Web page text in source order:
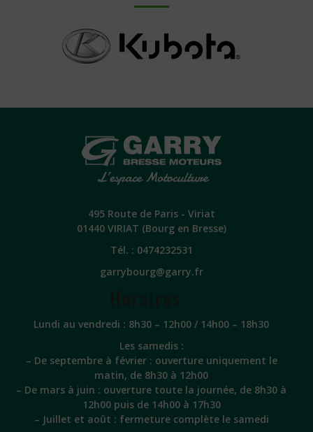
495 Route de Paris - Viriat
01440 VIRIAT (Bourg en Bresse)
Tél. : 0474232531
garrybourg@garry.fr
Lundi au vendredi : 8h30 – 12h00 / 14h00 – 18h30
Les samedis :
– De septembre à février : ouverture uniquement le
matin, de 8h30 à 12h00
– De mars à juin : ouverture toute la journée, de 8h30 à
12h00 puis de 14h00 à 17h30
– Juillet et août : fermeture complète le samedi